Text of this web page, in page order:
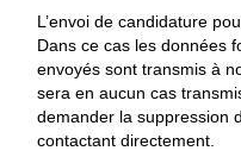
L’envoi de candidature
Dans ce cas les données
envoyés sont transmis à
sera en aucun cas
demander la suppression
contactant directement.